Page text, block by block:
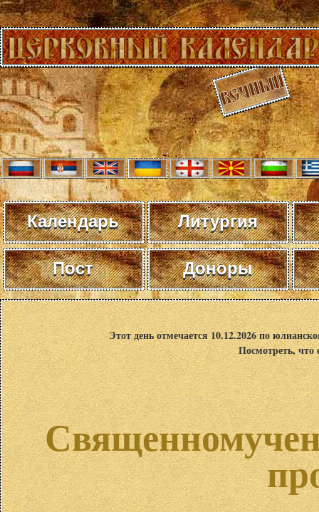
Календарь Литургия
Пост Доноры
Этот день отмечается 10.12.2026 по
Посмотреть,